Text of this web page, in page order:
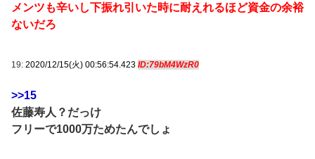
メンツも辛いし下振れ引いた時に耐えれるほど資金の余裕
ないだろ
19: 2020/12/15(火) 00:56:54.423 ID:79bM4WzR0
>>15
佐藤寿人？だっけ
フリーで1000万ためたんでしょ